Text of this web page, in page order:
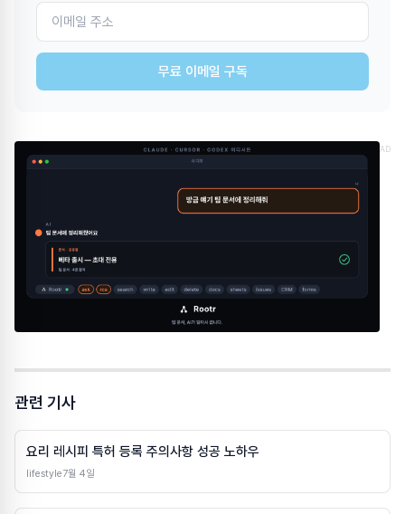
무료 이메일 구독
AD
관련 기사
요리 레시피 특허 등록 주의사항 성공 노하우
lifestyle7월 4일